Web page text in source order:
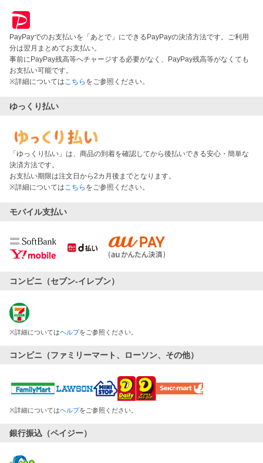
PayPayでのお支払いを「あとで」にできるPayPayの決済方法です。ご利用
分は翌月まとめてお支払い。
事前にPayPay残高等へチャージする必要がなく、PayPay残高等がなくても
お支払い可能です。
※詳細については こちら をご参照ください。
ゆっくり払い
「ゆっくり払い」は、商品の到着を確認してから後払いできる安心・簡単な
決済方法です。
お支払い期限は注文日から2カ月後までとなります。
※詳細については こちら をご参照ください。
モバイル支払い
コンビニ（セブン-イレブン）
※詳細についてはヘルプをご参照ください。
コンビニ（ファミリーマート、ローソン、その他）
※詳細についてはヘルプをご参照ください。
銀行振込（ペイジー）